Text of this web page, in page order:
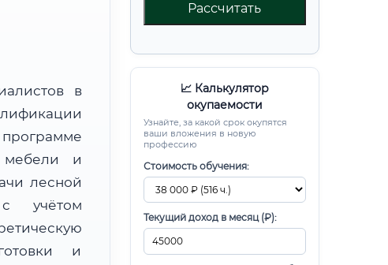
Рассчитать
📈 Калькулятор
окупаемости
Узнайте, за какой срок окупятся
ваши вложения в новую
профессию
Стоимость обучения:
Текущий доход в месяц (₽):
в
мебели и
лесной
с учётом
и